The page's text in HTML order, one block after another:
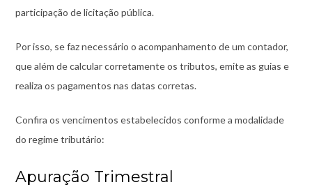
participação de licitação pública.
Por isso, se faz necessário o acompanhamento de um contador,
que além de calcular corretamente os tributos, emite as guias e
realiza os pagamentos nas datas corretas.
Confira os vencimentos estabelecidos conforme a modalidade
do regime tributário:
Apuração Trimestral